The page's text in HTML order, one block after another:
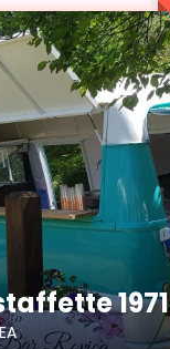
1971